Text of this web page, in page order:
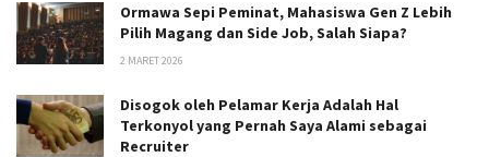
Ormawa Sepi Peminat, Mahasiswa Gen Z Lebih
Pilih Magang dan Side Job, Salah Siapa?
2 MARET 2026
Disogok oleh Pelamar Kerja Adalah Hal
Terkonyol yang Pernah Saya Alami sebagai
Recruiter